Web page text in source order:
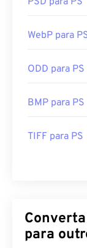
WebP para
ODD para PS
BMP para PS
TIFF para PS
Converta
para